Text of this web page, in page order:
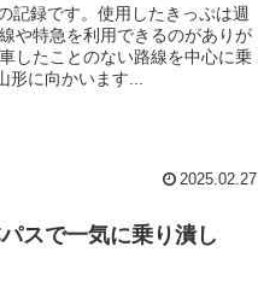
記録です。使用したきっぷは週
や特急を利用できるのがありが
したことのない路線を中心に乗
に向かいます...
2025.02.27
スで一気に乗り潰し